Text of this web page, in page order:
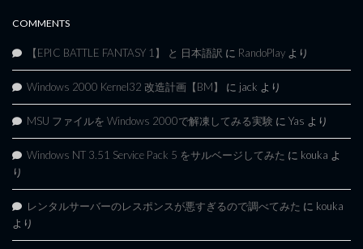
COMMENTS
【EPIC BATTLE FANTASY 1】 と 日本語訳 に RandoPlay より
Windows 2000 Kernel32 改造計画【BM】 に jack より
MSU ファイルを Windows 2000で解凍してみる実験 に Yas より
Windows NT 3.51 Service Pack 5 をサルベージしてみた に kouka よ
り
レンタルサーバーのレスポンスが悪すぎるので調べてみた に kouka
より